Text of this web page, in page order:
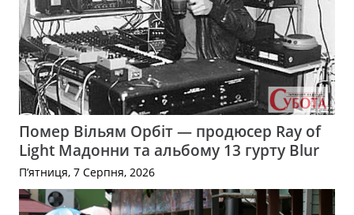
Помер Вільям Орбіт — продюсер Ray of
Light Мадонни та альбому 13 гурту Blur
П’ятниця, 7 Серпня, 2026